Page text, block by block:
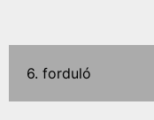
6. forduló